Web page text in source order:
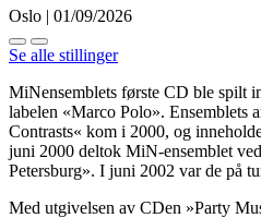
Oslo | 01/09/2026
Se alle stillinger
MiNensemblets første CD ble spilt
labelen «Marco Polo». Ensemblets
Contrasts« kom i 2000, og
juni 2000 deltok MiN-ensemblet
Petersburg». I juni 2002 var de på
Med utgivelsen av CDen »Party